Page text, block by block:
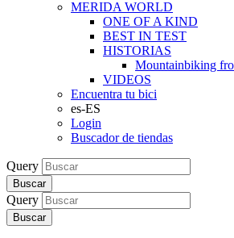
MERIDA WORLD
ONE OF A KIND
BEST IN TEST
HISTORIAS
Mountainbiking
VIDEOS
Encuentra tu bici
es-ES
Login
Buscador de tiendas
Query
Buscar
Query
Buscar